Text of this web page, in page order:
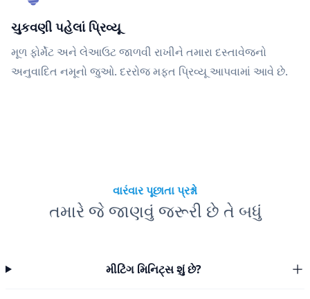
ચુકવણી પહેલાં પ્રિવ્યૂ
મૂળ ફોર્મેટ અને લેઆઉટ જાળવી રાખીને તમારા દસ્તાવેજનો
અનુવાદિત નમૂનો જુઓ. દરરોજ મફત પ્રિવ્યૂ આપવામાં આવે છે.
વારંવાર પૂછાતા પ્રશ્નો
તમારે જે જાણવું જરૂરી છે તે બધું
મીટિંગ મિનિટ્સ શું છે?